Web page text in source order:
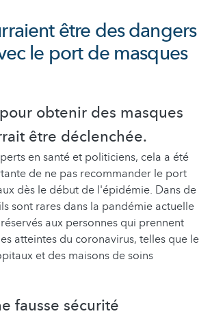
être des dangers
le port de masques
obtenir des masques
être déclenchée.
en santé et politiciens, cela a été
de ne pas recommander le port
dès le début de l'épidémie. Dans de
sont rares dans la pandémie actuelle
aux personnes qui prennent
atteintes du coronavirus, telles que le
et des maisons de soins
fausse sécurité